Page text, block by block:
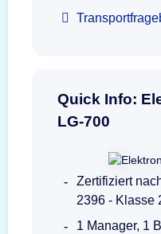
Quick Info:
LG-700
Zertifiziert
2396 - Klasse
1 Manager, 1